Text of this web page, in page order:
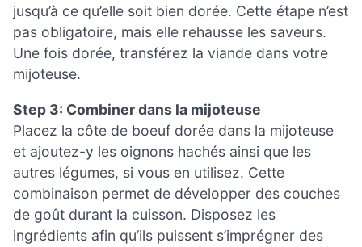
jusqu’à ce qu’elle soit bien dorée. Cette étape n’est
pas obligatoire, mais elle rehausse les saveurs.
Une fois dorée, transférez la viande dans votre
mijoteuse.
Step 3: Combiner dans la mijoteuse
Placez la côte de boeuf dorée dans la mijoteuse
et ajoutez-y les oignons hachés ainsi que les
autres légumes, si vous en utilisez. Cette
combinaison permet de développer des couches
de goût durant la cuisson. Disposez les
ingrédients afin qu’ils puissent s’imprégner des